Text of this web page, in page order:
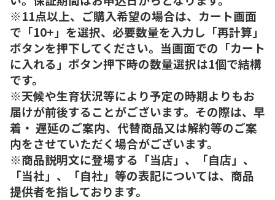
※11点以上、ご購入希望の場合は、カート画面
で「10+」を選択、必要数量を入力し「再計算」
ボタンを押下してください。当画面での「カート
に入れる」ボタン押下時の数量選択は1個で結構
です。
※天候や生育状況等により予定の時期よりもお
届けが前後することがございます。その際は、早
着・ 遅延のご案内、代替商品又は解約等のご案
内をさせていただく場合がございます。
※商品説明文に登場する「当店」、「自店」、
「当社」、「自社」等の表記については、商品
提供者を指しております。